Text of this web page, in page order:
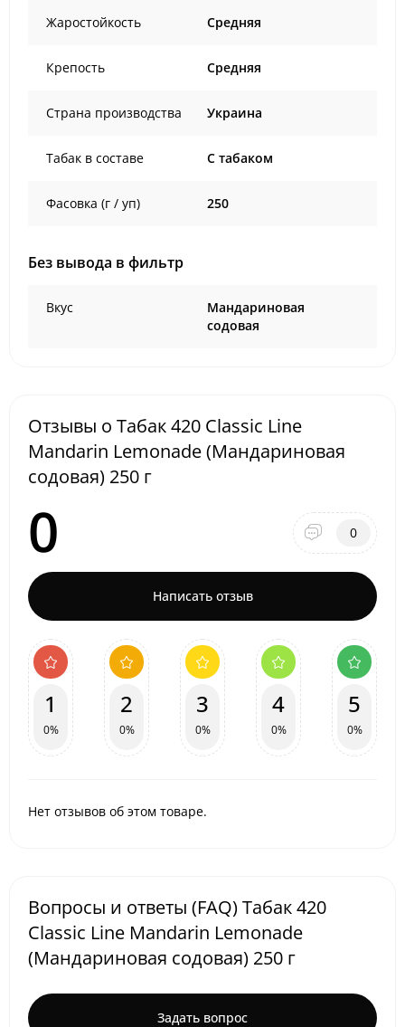
Жаростойкость Средняя
Крепость Средняя
Страна производства Украина
Табак в составе C табаком
Фасовка (г / уп) 250
Без вывода в фильтр
Вкус
Мандариновая
содовая
Отзывы о Табак 420 Classic Line
Mandarin Lemonade (Мандариновая
содовая) 250 г
0 0
Написать отзыв
1
0%
2
0%
3
0%
4
0%
5
0%
Нет отзывов об этом товаре.
Вопросы и ответы (FAQ) Табак 420
Classic Line Mandarin Lemonade
(Мандариновая содовая) 250 г
Задать вопрос